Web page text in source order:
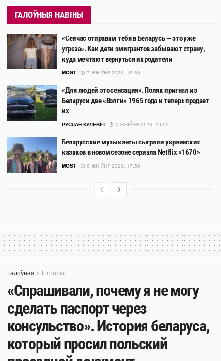
ГАЛОЎНЫЯ НАВІНЫ
«Сейчас отправим тебя в Беларусь — это уже
угроза». Как дети эмигрантов забывают страну,
куда мечтают вернуться их родители
MOST 7 ЖНІЎНЯ 2026, 19:36
«Для людей это сенсация». Поляк пригнал из
Беларуси две «Волги» 1965 года и теперь продает
их
РУСЛАН КУЛЕВІЧ 7 ЖНІЎНЯ 2026, 16:00
Беларусские музыканты сыграли украинских
казаков в новом сезоне сериала Netflix «1670»
MOST 6 ЖНІЎНЯ 2026, 17:50
Галоўная Гісторыі
«Спрашивали, почему я не могу
сделать паспорт через
консульство». История беларуса,
который просил польский